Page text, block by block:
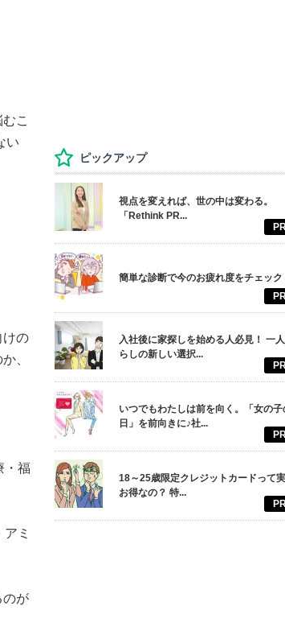
こ
い
けの
、
・福
ミ
のが
ピックアップ
視点を変えれば、世の中は変わる。
「Rethink PR...
簡単な診断で今のお疲れ度をチェック
入社後に家探しを始める人必見！ 一
らしの新しい選択...
いつでもわたしは前を向く。「女の子
日」を前向きに♪社...
18～25歳限定クレジットカードって
お得なの？ 特...